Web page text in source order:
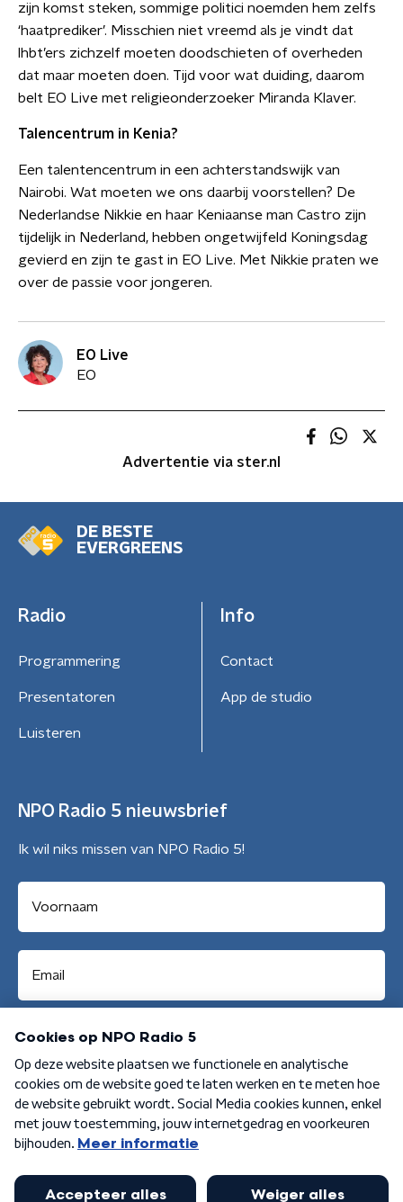
zijn komst steken, sommige politici noemden hem zelfs
‘haatprediker’. Misschien niet vreemd als je vindt dat
lhbt’ers zichzelf moeten doodschieten of overheden
dat maar moeten doen. Tijd voor wat duiding, daarom
belt EO Live met religieonderzoeker Miranda Klaver.
Talencentrum in Kenia?
Een talentencentrum in een achterstandswijk van
Nairobi. Wat moeten we ons daarbij voorstellen? De
Nederlandse Nikkie en haar Keniaanse man Castro zijn
tijdelijk in Nederland, hebben ongetwijfeld Koningsdag
gevierd en zijn te gast in EO Live. Met Nikkie praten we
over de passie voor jongeren.
EO Live
EO
Advertentie via ster.nl
DE BESTE
EVERGREENS
Radio
Programmering
Presentatoren
Luisteren
Info
Contact
App de studio
NPO Radio 5 nieuwsbrief
Ik wil niks missen van NPO Radio 5!
Aanmelden
Algemene voorwaarden